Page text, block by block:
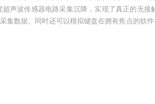
声波传感器电路采集沉降，实现了真正的无接
集数据。同时还可以模拟键盘在拥有焦点的软